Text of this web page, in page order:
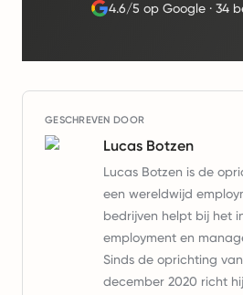
4.6/5 op Google ·34
GESCHREVEN DOOR
Lucas Botzen
Lucas Botzen is de
een wereldwijd
bedrijven helpt bij het
employment en
Sinds de oprichting
december 2020 richt